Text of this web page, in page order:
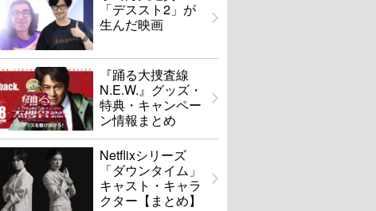
「デススト2」が
生んだ映画
『踊る大捜査線
N.E.W.』グッズ・
特典・キャンペー
ン情報まとめ
Netflixシリーズ
「ダウンタイム」
キャスト・キャラ
クター【まとめ】